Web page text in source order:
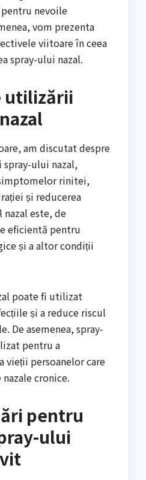
nevoile
vom prezenta
viitoare în ceea
spray-ului nazal.
utilizării
am discutat despre
ului nazal,
rinitei,
și reducerea
nazal este, de
eficientă pentru
și a altor condiții
poate fi utilizat
și a reduce riscul
De asemenea, spray-
pentru a
persoanelor care
cronice.
pentru
ului